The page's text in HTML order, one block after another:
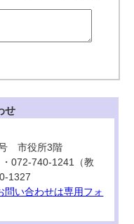
せ
市役所3階
072-740-1241（教
1327
い合わせは専用フォ